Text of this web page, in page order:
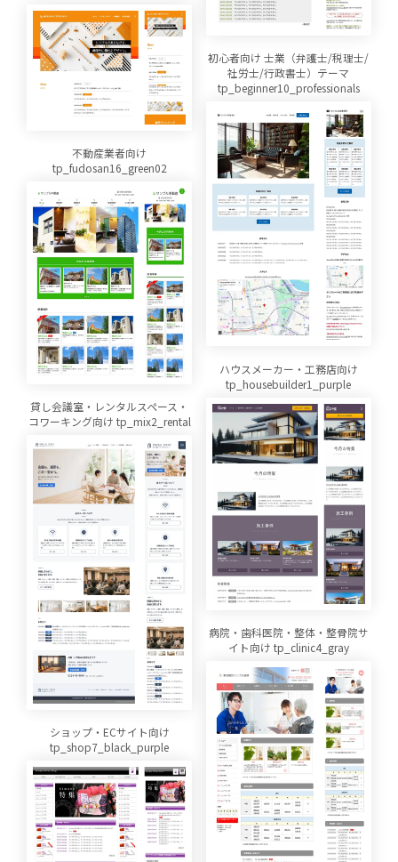
初心者向け 士業（弁護士/税理士/
社労士/行政書士）テーマ
tp_beginner10_professionals
不動産業者向け
tp_fudosan16_green02
ハウスメーカー・工務店向け
tp_housebuilder1_purple
貸し会議室・レンタルスペース・
コワーキング向け tp_mix2_rental
病院・歯科医院・整体・整骨院サ
イト向け tp_clinic4_gray
ショップ・ECサイト向け
tp_shop7_black_purple